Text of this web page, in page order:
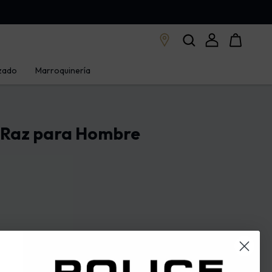
Marroquinería
para Hombre